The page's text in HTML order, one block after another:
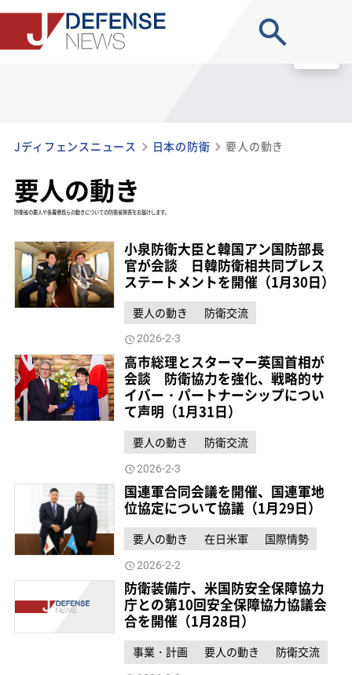
Jディフェンスニュース 日本の防衛 要人の動き
要人の動き
防衛省の要人や各幕僚長らの動きについての防衛省発表をお届けします。
小泉防衛大臣と韓国アン国防部長
官が会談 日韓防衛相共同プレス
ステートメントを開催（1月30日）
要人の動き 防衛交流
2026-2-3
高市総理とスターマー英国首相が
会談 防衛協力を強化、戦略的サ
イバー・パートナーシップについ
て声明（1月31日）
要人の動き 防衛交流
2026-2-3
国連軍合同会議を開催、国連軍地
位協定について協議（1月29日）
要人の動き 在日米軍 国際情勢
2026-2-2
防衛装備庁、米国防安全保障協力
庁との第10回安全保障協力協議会
合を開催（1月28日）
事業・計画 要人の動き 防衛交流